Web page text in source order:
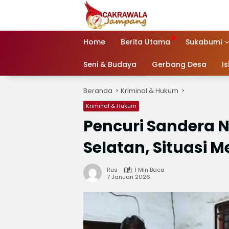
Home Berita Utama Sukabumi
Seni & Budaya Gerbang Desa
Beranda Kriminal & Hukum
Kriminal & Hukum
Pencuri Sandera
Selatan, Situasi
Rus
1 Min Baca
7 Januari 2026